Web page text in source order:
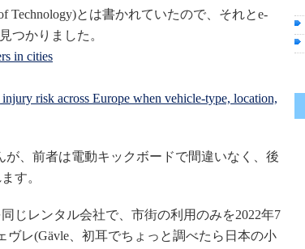
Technology)とは書かれていたので、それとe-
つかりました。
in cities
risk across Europe when vehicle-type, location,
が、前者は電動キックボードで間違いなく、後
す。
じレンタル会社で、市街の利用のみを2022年7
ヴレ(Gävle、初耳でちょっと調べたら日本の小